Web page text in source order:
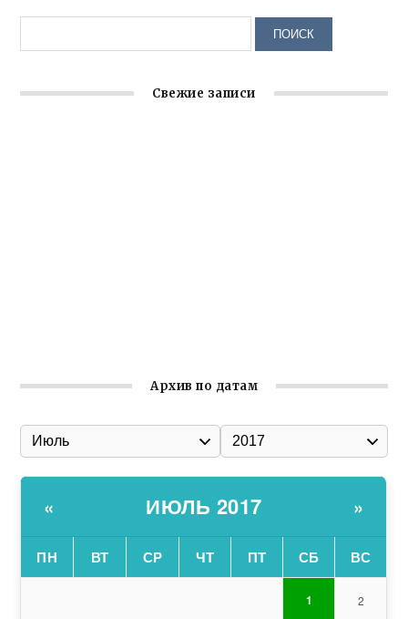
Свежие записи
Архив по датам
« ИЮЛЬ 2017 »
ПН ВТ СР ЧТ ПТ СБ ВС
1 2